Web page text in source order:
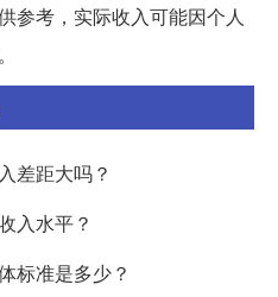
参考，实际收入可能因个人
差距大吗？
入水平？
标准是多少？